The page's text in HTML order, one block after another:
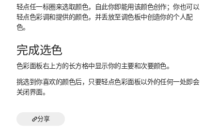
轻点任一标圈来选取颜色，自此你即能用该颜色创作；你也可以
轻点色彩调和提供的颜色，并丢放至调色板中创造你的个人配
色。
完成选色
色彩面板右上方的长方格中显示你的主要和次要颜色。
挑选到你喜欢的颜色后，只要轻点色彩面板以外的任何一处即会
关闭界面。
分享